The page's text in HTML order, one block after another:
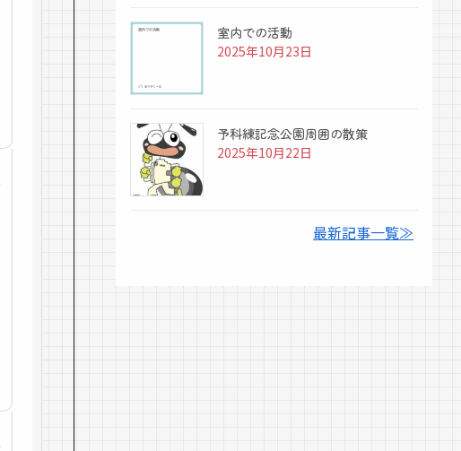
室内での活動
2025年10月23日
予科練記念公園周囲の散策
2025年10月22日
最新記事一覧≫